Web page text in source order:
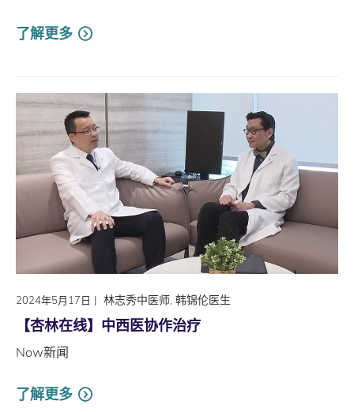
了解更多
2024年5月17日 | 林志秀中医师, 韩锦伦医生
【杏林在线】中西医协作治疗
Now新闻
了解更多